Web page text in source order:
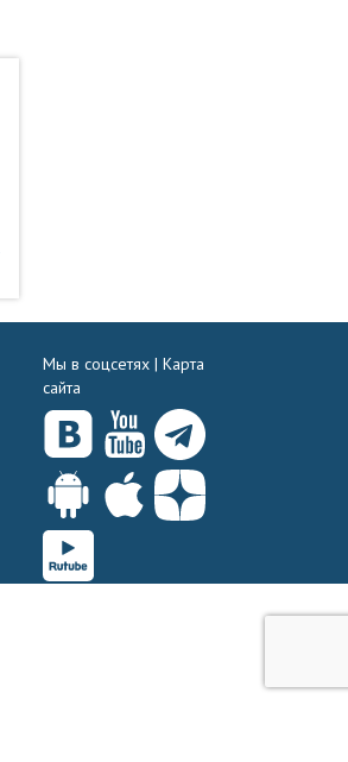
Мы в соцсетях | Карта
сайта